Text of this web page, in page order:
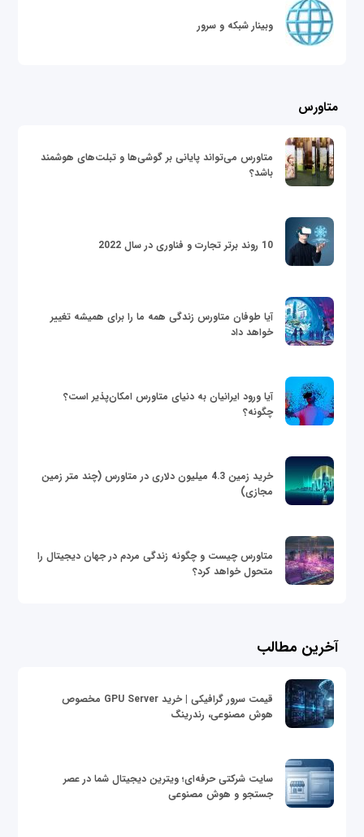
وبینار شبکه و سرور
متاورس
متاورس می‌تواند پایانی بر گوشی‌ها و تبلت‌های هوشمند
باشد؟
10 روند برتر تجارت و فناوری در سال 2022
آیا طوفان متاورس زندگی همه ما را برای همیشه تغییر
خواهد داد
آیا ورود ایرانیان به دنیای متاورس امکان‌پذیر است؟
چگونه؟
خرید زمین 4.3 میلیون دلاری در متاورس (چند متر زمین
مجازی)
متاورس چیست و چگونه زندگی مردم در جهان دیجیتال را
متحول خواهد کرد؟
آخرین مطالب
قیمت سرور گرافیکی | خرید GPU Server مخصوص
هوش مصنوعی، رندرینگ
سایت شرکتی حرفه‌ای؛ ویترین دیجیتال شما در عصر
جستجو و هوش مصنوعی